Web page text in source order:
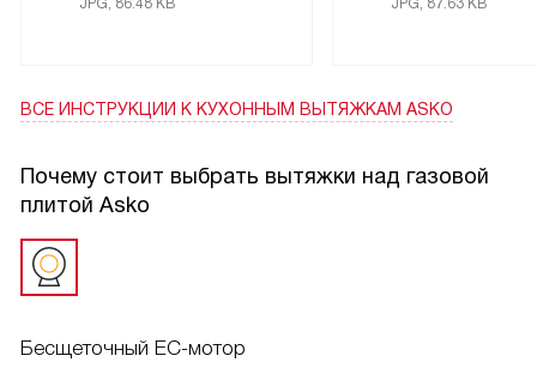
JPG, 86.48 KB JPG, 87.63 KB
ВСЕ ИНСТРУКЦИИ К КУХОННЫМ ВЫТЯЖКАМ ASKO
Почему стоит выбрать вытяжки над газовой
плитой A s k o
Бесщеточный EC-мотор